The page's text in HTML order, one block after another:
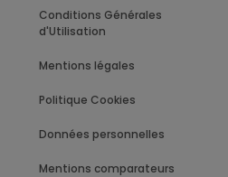
Conditions Générales
d'Utilisation
Mentions légales
Politique Cookies
Données personnelles
Mentions comparateurs